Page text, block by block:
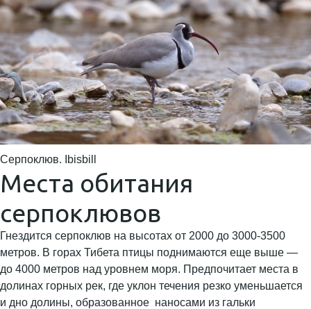
Серпоклюв. Ibisbill
Места обитания
серпоклювов
Гнездится серпоклюв на высотах от 2000 до 3000-3500
метров. В горах Тибета птицы поднимаются еще выше —
до 4000 метров над уровнем моря. Предпочитает места в
долинах горных рек, где уклон течения резко уменьшается
и дно долины, образованное наносами из гальки